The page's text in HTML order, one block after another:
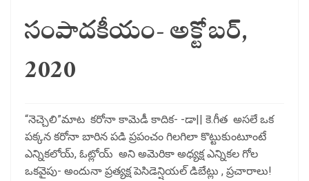
సంపాదకీయం- అక్టోబర్,
2020
“నెచ్చెలి”మాట కరోనా కామెడీ కాదిక- -డా|| కె.గీత అసలే ఒక
పక్కన కరోనా బారిన పడి ప్రపంచం గిలగిలా కొట్టుకుంటూంటే
ఎన్నికలోయ్, ఓట్లోయ్ అని అమెరికా అధ్యక్ష ఎన్నికల గోల
ఒకవైపు- అందునా ప్రత్యక్ష పెసిడెన్షియల్ డిబేట్లు , ప్రచారాలు!